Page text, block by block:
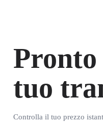
tuo
Controlla il tuo prezzo